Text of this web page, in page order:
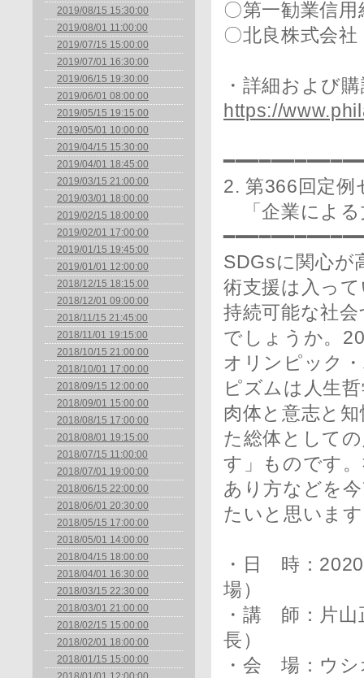
2019/08/15 15:30:00
2019/08/01 11:00:00
2019/07/15 15:00:00
2019/07/01 16:30:00
2019/06/15 19:30:00
2019/06/01 08:00:00
2019/05/15 19:15:00
2019/05/01 10:00:00
2019/04/15 15:30:00
2019/04/01 18:45:00
2019/03/15 21:00:00
2019/03/01 18:00:00
2019/02/15 18:00:00
2019/02/01 17:00:00
2019/01/15 19:45:00
2019/01/01 12:00:00
2018/12/15 18:15:00
2018/12/01 09:00:00
2018/11/15 21:45:00
2018/11/01 19:15:00
2018/10/15 21:00:00
2018/10/01 17:00:00
2018/09/15 12:00:00
2018/09/01 15:00:00
2018/08/15 17:00:00
2018/08/01 19:15:00
2018/07/15 11:00:00
2018/07/01 19:00:00
2018/06/15 22:00:00
2018/06/01 20:30:00
2018/05/15 17:00:00
2018/05/01 14:00:00
2018/04/15 18:00:00
2018/04/01 16:30:00
2018/03/15 22:30:00
2018/03/01 21:00:00
2018/02/15 15:00:00
2018/02/01 18:00:00
2018/01/15 15:00:00
〇第一勧業信
〇北良株式会
・詳細および
https://
2. 第366回定例
「企業による
SDGsに関心が
術支援は入っ
持続可能な社
でしょうか。
オリンピック
ピズムは人生
肉体と意志と
た総体として
す」ものです
あり方などを
たいと思いま
・日 時：
場）
・講 師：片山
長）
・会 場：ウシ